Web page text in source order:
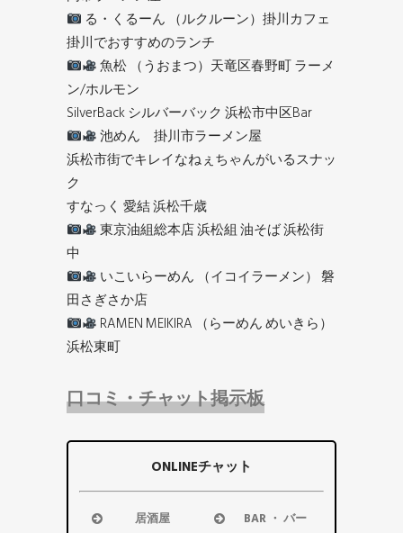
る・くるーん （ルクルーン）掛川カフェ
掛川でおすすめのランチ
魚松 （うおまつ）天竜区春野町 ラーメ
ン/ホルモン
SilverBack シルバーバック 浜松市中区Bar
池めん 掛川市ラーメン屋
浜松市街でキレイなねぇちゃんがいるスナッ
ク
すなっく 愛結 浜松千歳
東京油組総本店 浜松組 油そば 浜松街
中
いこいらーめん （イコイラーメン） 磐
田さぎさか店
RAMEN MEIKIRA （らーめん めいきら）
浜松東町
口コミ・チャット掲示板
ONLINEチャット
居酒屋 BAR ・ バー